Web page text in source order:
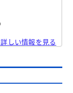
しい情報を見る